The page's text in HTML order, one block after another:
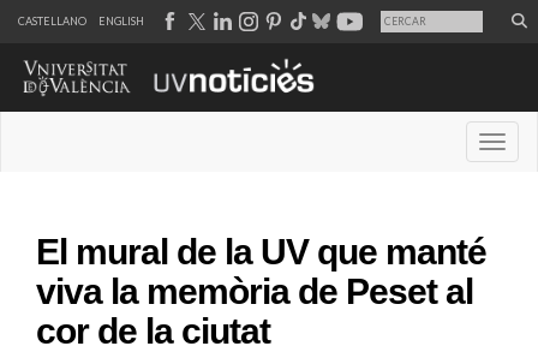
CASTELLANO ENGLISH
El mural de la UV que manté
viva la memòria de Peset al
cor de la ciutat